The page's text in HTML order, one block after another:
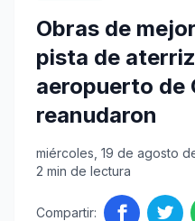
Obras de
pista de
aeropuerto de
reanudaron
miércoles, 19 de agosto
2 min de lectura
Compartir: